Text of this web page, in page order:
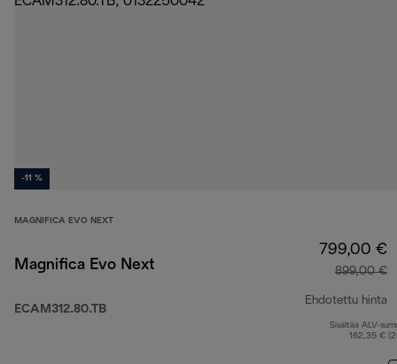
-11 %
MAGNIFICA EVO NEXT
Magnifica Evo Next
ECAM312.80.TB
799,00 €
899,00 €
Ehdotettu hinta
Sisältää ALV-
162,35 €